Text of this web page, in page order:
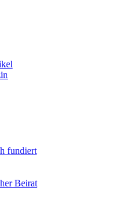
fundiert
Beirat